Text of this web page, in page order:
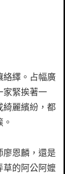
絡繹。占幅廣
家緊挨著一
綺麗繽紛，都
廖恩麟，還是
草的阿公阿嬤